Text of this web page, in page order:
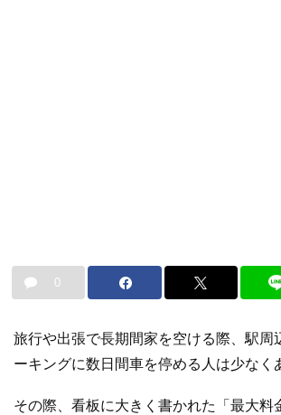
0
旅行や出張で長期間家を空ける際、駅周
ーキングに数日間車を停める人は少なく
その際、看板に大きく書かれた「最大料